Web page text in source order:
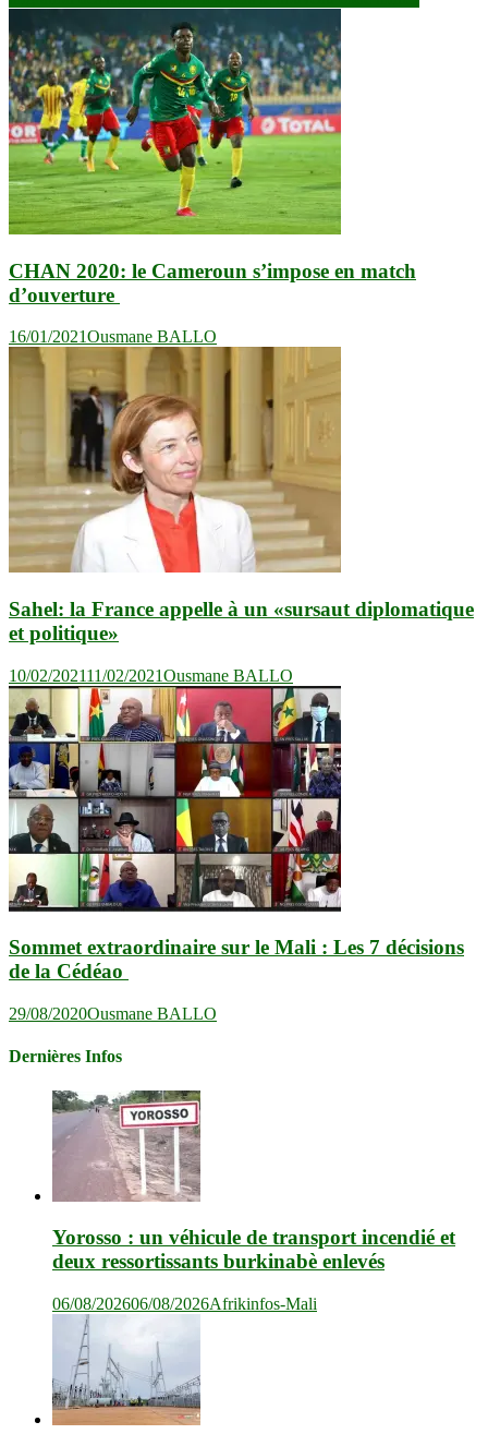
CHAN 2020: le Cameroun s’impose en match
d’ouverture
16/01/2021Ousmane BALLO
Sahel: la France appelle à un «sursaut diplomatique
et politique»
10/02/202111/02/2021Ousmane BALLO
Sommet extraordinaire sur le Mali : Les 7 décisions
de la Cédéao
29/08/2020Ousmane BALLO
Dernières Infos
Yorosso : un véhicule de transport incendié et
deux ressortissants burkinabè enlevés
06/08/202606/08/2026Afrikinfos-Mali